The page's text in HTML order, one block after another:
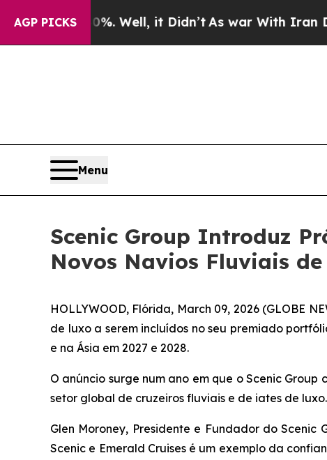
AGP PICKS
40%. Well, it Didn’tAs war With Iran Drove oil
Menu
Scenic Group Introduz
Novos Navios Fluviais
HOLLYWOOD, Flórida, March 09, 2026 (GLOBE
de luxo a serem incluídos no seu premiado
e na Ásia em 2027 e 2028.
O anúncio surge num ano em que o Scenic
setor global de cruzeiros fluviais e de iates de luxo.
Glen Moroney, Presidente e Fundador do Scenic
Scenic e Emerald Cruises é um exemplo da